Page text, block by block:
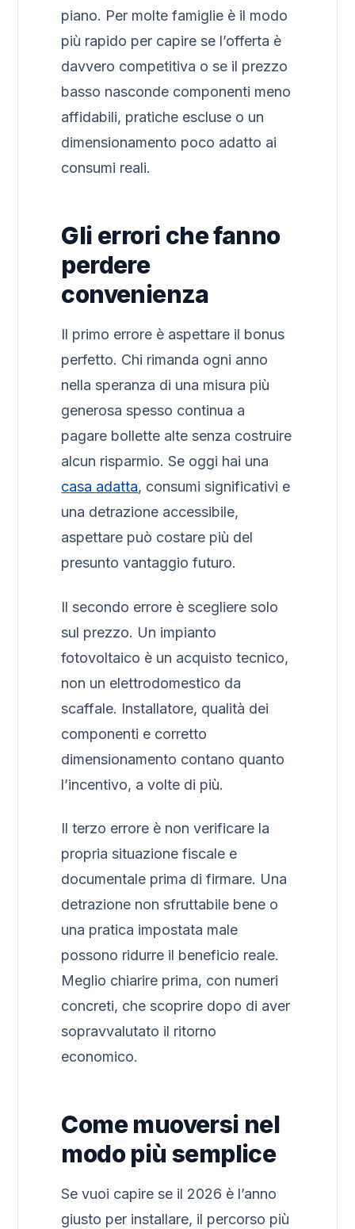
piano. Per molte famiglie è il modo
più rapido per capire se l’offerta è
davvero competitiva o se il prezzo
basso nasconde componenti meno
affidabili, pratiche escluse o un
dimensionamento poco adatto ai
consumi reali.
Gli errori che fanno
perdere
convenienza
Il primo errore è aspettare il bonus
perfetto. Chi rimanda ogni anno
nella speranza di una misura più
generosa spesso continua a
pagare bollette alte senza costruire
alcun risparmio. Se oggi hai una
casa adatta, consumi significativi e
una detrazione accessibile,
aspettare può costare più del
presunto vantaggio futuro.
Il secondo errore è scegliere solo
sul prezzo. Un impianto
fotovoltaico è un acquisto tecnico,
non un elettrodomestico da
scaffale. Installatore, qualità dei
componenti e corretto
dimensionamento contano quanto
l’incentivo, a volte di più.
Il terzo errore è non verificare la
propria situazione fiscale e
documentale prima di firmare. Una
detrazione non sfruttabile bene o
una pratica impostata male
possono ridurre il beneficio reale.
Meglio chiarire prima, con numeri
concreti, che scoprire dopo di aver
sopravvalutato il ritorno
economico.
Come muoversi nel
modo più semplice
Se vuoi capire se il 2026 è l’anno
giusto per installare, il percorso più